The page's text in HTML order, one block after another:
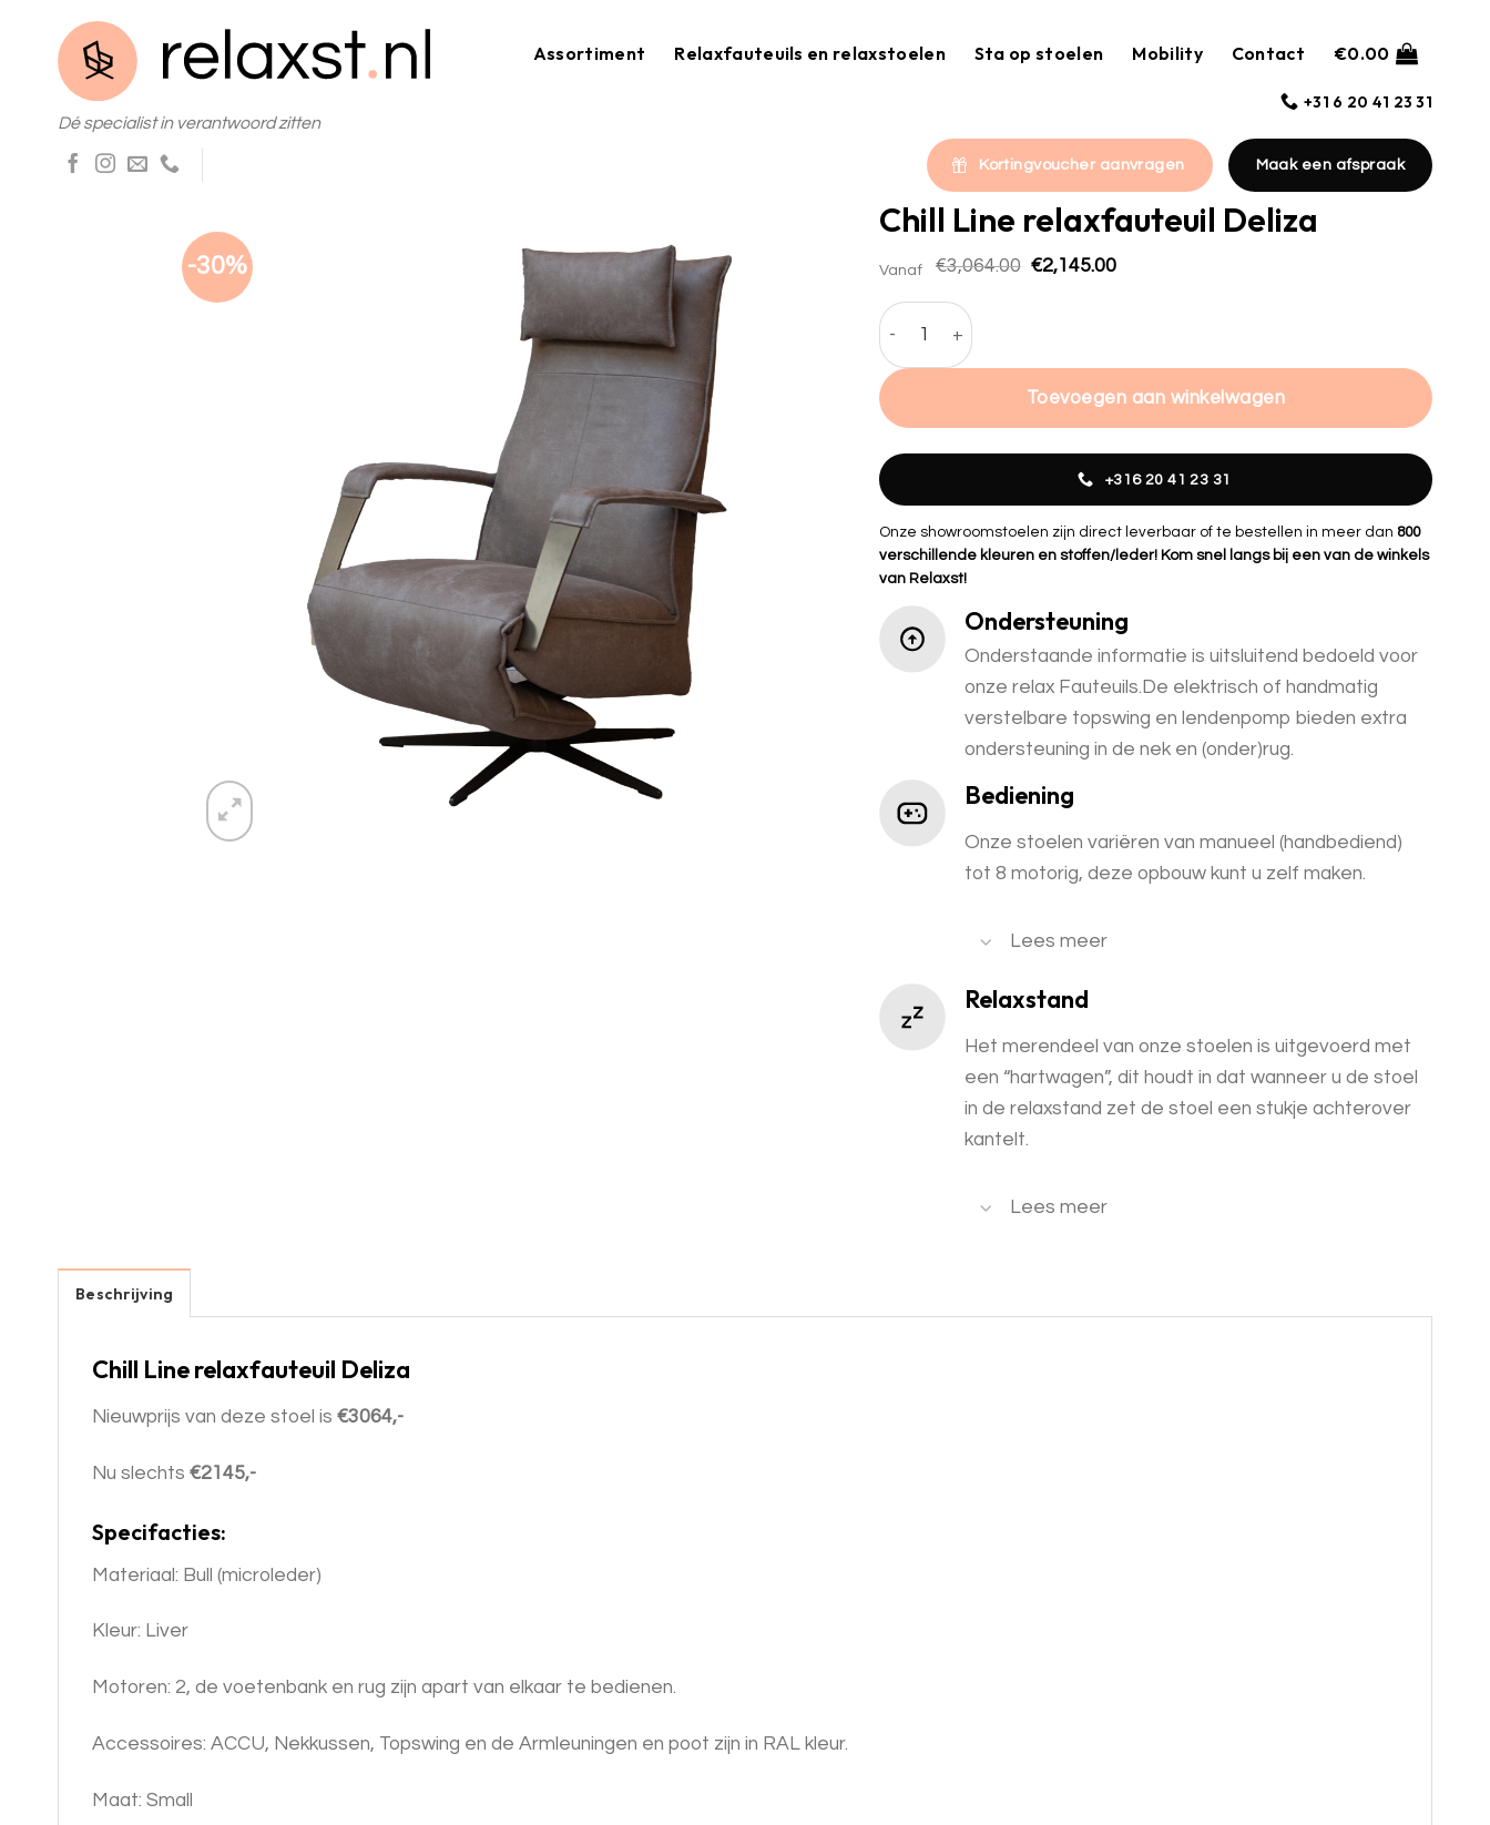
content
Dé specialist in verantwoord zitten
Assortiment Relaxfauteuils en relaxstoelen Sta op stoelen Mobility Contact €0.00
+31 6 20 41 23 31
Kortingvoucher aanvragen Maak een afspraak
-30%
Chill Line relaxfauteuil Deliza
Vanaf €3,064.00 Oorspronkelijke
€2,145.00Huidige
Chill Line relaxfauteuil Deliza hoeveelheid
Toevoegen aan winkelwagen
+316 20 41 23 31
Onze showroomstoelen zijn direct leverbaar of te bestellen in meer dan 800
verschillende kleuren en stoffen/leder! Kom snel langs bij een van de winkels
van Relaxst!
Ondersteuning
Onderstaande informatie is uitsluitend bedoeld voor
onze relax Fauteuils.De elektrisch of handmatig
verstelbare topswing en lendenpomp bieden extra
ondersteuning in de nek en (onder)rug.
Bediening
Onze stoelen variëren van manueel (handbediend)
tot 8 motorig, deze opbouw kunt u zelf maken.
Lees meer
Relaxstand
Het merendeel van onze stoelen is uitgevoerd met
een “hartwagen”, dit houdt in dat wanneer u de stoel
in de relaxstand zet de stoel een stukje achterover
kantelt.
Lees meer
Beschrijving
Chill Line relaxfauteuil Deliza
Nieuwprijs van deze stoel is €3064,-
Nu slechts €2145,-
Specifacties:
Materiaal: Bull (microleder)
Kleur: Liver
Motoren: 2, de voetenbank en rug zijn apart van elkaar te bedienen.
Accessoires: ACCU, Nekkussen, Topswing en de Armleuningen en poot zijn in RAL kleur.
Maat: Small